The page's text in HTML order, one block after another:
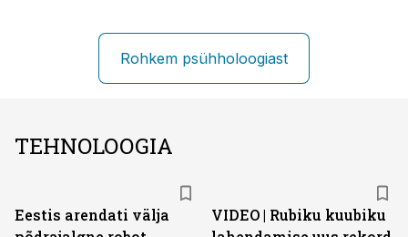
Rohkem psühholoogiast
TEHNOLOOGIA
Eestis arendati välja
VIDEO | Rubiku kuubiku